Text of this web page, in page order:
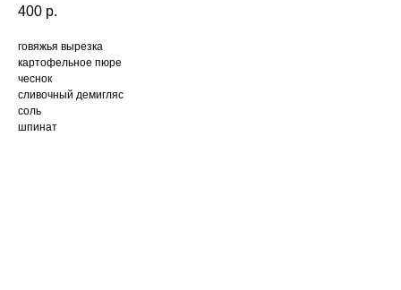
400 р.
говяжья вырезка
картофельное пюре
чеснок
сливочный демигляс
соль
шпинат